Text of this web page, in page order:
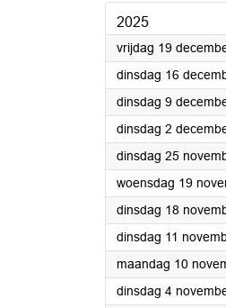
2025
vrijdag 19
dinsdag 16
dinsdag 9
dinsdag 2
dinsdag 25
woensdag 19
dinsdag 18
dinsdag 11
maandag 10
dinsdag 4